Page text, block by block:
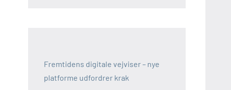
Fremtidens digitale vejviser – nye
platforme udfordrer krak